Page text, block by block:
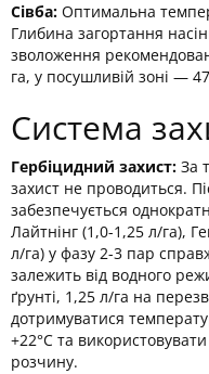
Сівба: Оптимальна
Глибина загортання
зволоження
га, у посушливій зоні —
Система
Гербіцидний захист: За
захист не проводиться.
забезпечується
Лайтнінг (1,0-1,25 л/га),
л/га) у фазу 2-3 пар
залежить від водного
ґрунті, 1,25 л/га на
дотримуватися
+22°С та
розчину.